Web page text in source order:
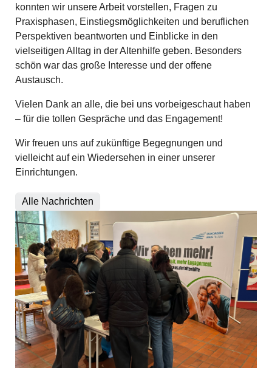
konnten wir unsere Arbeit vorstellen, Fragen zu
Praxisphasen, Einstiegsmöglichkeiten und beruflichen
Perspektiven beantworten und Einblicke in den
vielseitigen Alltag in der Altenhilfe geben. Besonders
schön war das große Interesse und der offene
Austausch.
Vielen Dank an alle, die bei uns vorbeigeschaut haben
– für die tollen Gespräche und das Engagement!
Wir freuen uns auf zukünftige Begegnungen und
vielleicht auf ein Wiedersehen in einer unserer
Einrichtungen.
Alle Nachrichten